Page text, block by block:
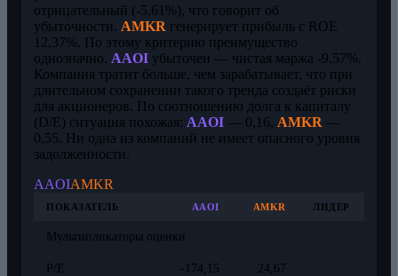
отрицательный (-5,61%), что говорит об
убыточности. AMKR генерирует прибыль с ROE
12,37%. По этому критерию преимущество
однозначно. AAOI убыточен — чистая маржа -9,57%.
Компания тратит больше, чем зарабатывает, что при
длительном сохранении такого тренда создаёт риски
для акционеров. По соотношению долга к капиталу
(D/E) ситуация похожая: AAOI — 0,16, AMKR —
0,55. Ни одна из компаний не имеет опасного уровня
задолженности.
AAOIAMKR
ПОКАЗАТЕЛЬ AAOI AMKR ЛИДЕР
Мультипликаторы оценки
P/E -174,15 24,67